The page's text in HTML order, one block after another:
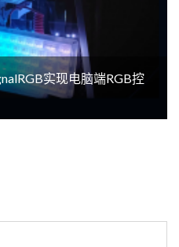
实现电脑端RGB控